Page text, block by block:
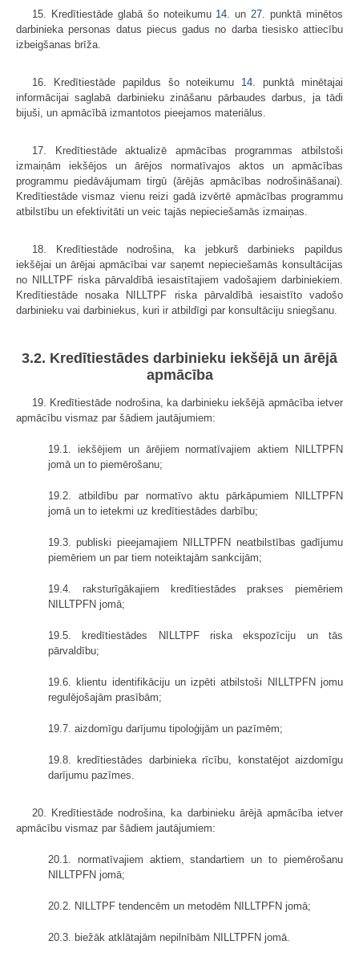
15. Kredītiestāde glabā šo noteikumu 14. un 27.
punktā minētos
darbinieka personas datus piecus gadus no darba tiesisko attiecību
izbeigšanas brīža.
16. Kredītiestāde papildus šo noteikumu 14.
punktā minētajai
informācijai saglabā darbinieku zināšanu pārbaudes darbus, ja tādi
bijuši, un apmācībā izmantotos pieejamos materiālus.
17. Kredītiestāde aktualizē apmācības programmas atbilstoši
izmaiņām iekšējos un ārējos normatīvajos aktos un apmācības
programmu piedāvājumam tirgū (ārējās apmācības nodrošināšanai).
Kredītiestāde vismaz vienu reizi gadā izvērtē apmācības programmu
atbilstību un efektivitāti un veic tajās nepieciešamās izmaiņas.
18. Kredītiestāde nodrošina, ka jebkurš darbinieks papildus
iekšējai un ārējai apmācībai var saņemt nepieciešamās konsultācijas
no NILLTPF riska pārvaldībā iesaistītajiem vadošajiem darbiniekiem.
Kredītiestāde nosaka NILLTPF riska pārvaldībā iesaistīto vadošo
darbinieku vai darbiniekus, kuri ir atbildīgi par konsultāciju sniegšanu.
3.2. Kredītiestādes darbinieku iekšējā un ārējā
apmācība
19. Kredītiestāde nodrošina, ka darbinieku iekšējā apmācība ietver
apmācību vismaz par šādiem jautājumiem:
19.1. iekšējiem un ārējiem normatīvajiem aktiem NILLTPFN
jomā un to piemērošanu;
19.2. atbildību par normatīvo aktu pārkāpumiem NILLTPFN
jomā un to ietekmi uz kredītiestādes darbību;
19.3. publiski pieejamajiem NILLTPFN neatbilstības gadījumu
piemēriem un par tiem noteiktajām sankcijām;
19.4. raksturīgākajiem kredītiestādes prakses piemēriem
NILLTPFN jomā;
19.5. kredītiestādes NILLTPF riska ekspozīciju un tās
pārvaldību;
19.6. klientu identifikāciju un izpēti atbilstoši NILLTPFN jomu
regulējošajām prasībām;
19.7. aizdomīgu darījumu tipoloģijām un pazīmēm;
19.8. kredītiestādes darbinieka rīcību, konstatējot aizdomīgu
darījumu pazīmes.
20. Kredītiestāde nodrošina, ka darbinieku ārējā apmācība ietver
apmācību vismaz par šādiem jautājumiem:
20.1. normatīvajiem aktiem, standartiem un to piemērošanu
NILLTPFN jomā;
20.2. NILLTPF tendencēm un metodēm NILLTPFN jomā;
20.3. biežāk atklātajām nepilnībām NILLTPFN jomā.